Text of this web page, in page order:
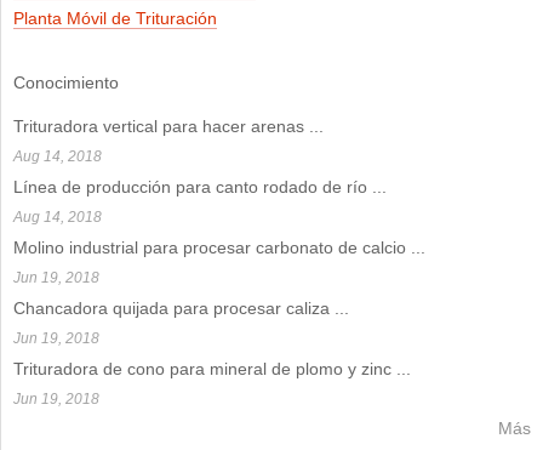
Planta Móvil de Trituración
Conocimiento
Trituradora vertical para hacer arenas
Aug 14, 2018
Línea de producción para canto rodado de río
Aug 14, 2018
Molino industrial para procesar carbonato de calcio
Jun 19, 2018
Chancadora quijada para procesar caliza
Jun 19, 2018
Trituradora de cono para mineral de plomo y zinc
Jun 19, 2018
Más